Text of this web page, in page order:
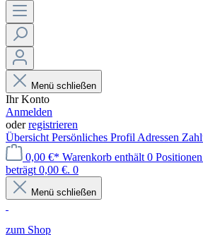
Menü schließen
Ihr Konto
Anmelden
oderregistrieren
Übersicht Persönliches Profil Adressen
0,00 €* Warenkorb enthält 0
beträgt 0,00 €. 0
Menü schließen
zum Shop